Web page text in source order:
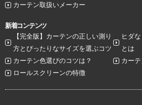
カーテン取扱いメーカー
新着コンテンツ
【完全版】カーテンの正しい測り
方とぴったりなサイズを選ぶコツ
ヒダ
とは
カーテン色選びのコツは？
カー
ロールスクリーンの特徴